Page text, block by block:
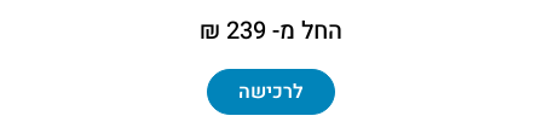
החל מ- 239 ₪
לרכישה